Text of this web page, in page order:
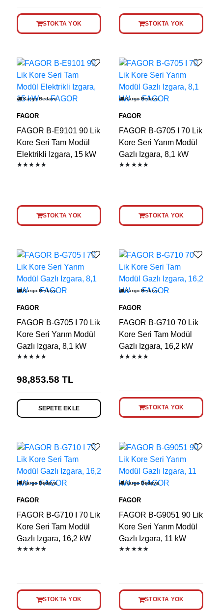
STOKTA YOK STOKTA YOK
Kargo Bedava
FAGOR
FAGOR B-E9101 90 Lik
Kore Seri Tam Modül
Elektrikli Izgara, 15 kW
★★★★★
STOKTA YOK
Kargo Bedava
FAGOR
FAGOR B-G705 I 70 Lik
Kore Seri Yarım Modül
Gazlı Izgara, 8,1 kW
★★★★★
STOKTA YOK
Kargo Bedava
FAGOR
FAGOR B-G705 I 70 Lik
Kore Seri Yarım Modül
Gazlı Izgara, 8,1 kW
★★★★★
98,853.58 TL
SEPETE EKLE
Kargo Bedava
FAGOR
FAGOR B-G710 70 Lik
Kore Seri Tam Modül
Gazlı Izgara, 16,2 kW
★★★★★
STOKTA YOK
Kargo Bedava
FAGOR
FAGOR B-G710 I 70 Lik
Kore Seri Tam Modül
Gazlı Izgara, 16,2 kW
★★★★★
STOKTA YOK
Kargo Bedava
FAGOR
FAGOR B-G9051 90 Lik
Kore Seri Yarım Modül
Gazlı Izgara, 11 kW
★★★★★
STOKTA YOK